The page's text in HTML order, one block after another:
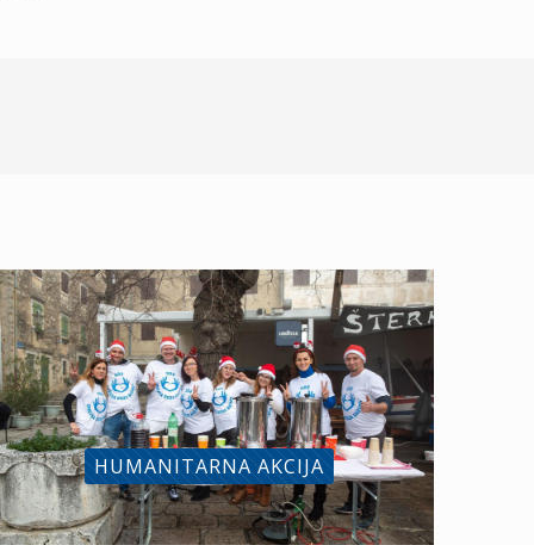
HUMANITARNA AKCIJA